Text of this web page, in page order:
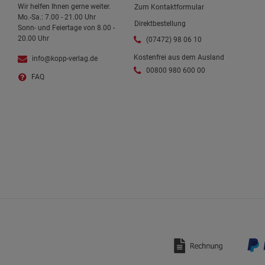
Wir helfen Ihnen gerne weiter.
Mo.-Sa.: 7.00 - 21.00 Uhr
Sonn- und Feiertage von 8.00 -
20.00 Uhr
info@kopp-verlag.de
FAQ
Zum Kontaktformular
Direktbestellung
(07472) 98 06 10
Kostenfrei aus dem Ausland
00800 980 600 00